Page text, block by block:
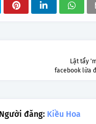
Lật tẩy
facebook lừa
Người đăng: Kiều Hoa